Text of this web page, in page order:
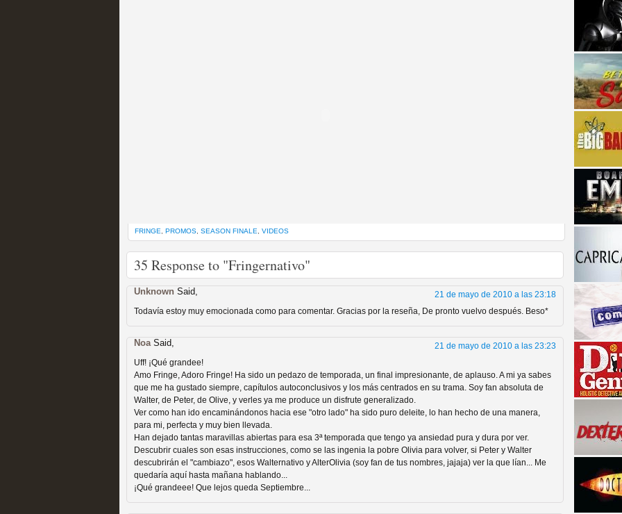
Recomendación de la semana
Expediente X: Guía para descubrir la "verdad"
MOLTISANTI
Recomendación de la semana
FRINGE PROMOS SEASON FINALE VIDEOS
35 Response to "Fringernativo"
Unknown Said,
21 de mayo de 2010 a las 23:18
Todavía estoy muy emocionada como para comentar. Gracias por la reseña, De pronto vuelvo después. Beso*
Noa Said,
21 de mayo de 2010 a las 23:23
Uff! ¡Qué grandee!
Amo Fringe, Adoro Fringe! Ha sido un pedazo de temporada, un final impresionante, de aplauso. A mi ya sabes
que me ha gustado siempre, capítulos autoconclusivos y los más centrados en su trama. Soy fan absoluta de
Walter, de Peter, de Olive, y verles ya me produce un disfrute generalizado.
Ver como han ido encaminándonos hacia ese "otro lado" ha sido puro deleite, lo han hecho de una manera,
para mi, perfecta y muy bien llevada.
Han dejado tantas maravillas abiertas para esa 3ª temporada que tengo ya ansiedad pura y dura por ver.
Descubrir cuales son esas instrucciones, como se las ingenia la pobre Olivia para volver, si Peter y Walter
descubrirán el "cambiazo", esos Walternativo y AlterOlivia (soy fan de tus nombres, jajaja) ver la que lían... Me
quedaría aquí hasta mañana hablando...
¡Qué grandeee! Que lejos queda Septiembre...